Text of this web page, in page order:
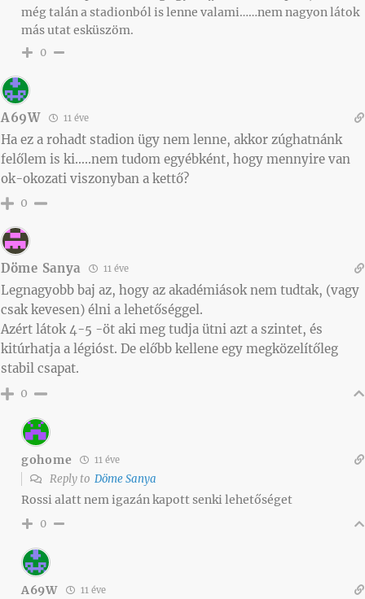
még talán a stadionból is lenne valami……nem nagyon látok
más utat esküszöm.
0
A69W 11 éve
Ha ez a rohadt stadion ügy nem lenne, akkor zúghatnánk
felőlem is ki…..nem tudom egyébként, hogy mennyire van
ok-okozati viszonyban a kettő?
0
Döme Sanya 11 éve
Legnagyobb baj az, hogy az akadémiások nem tudtak, (vagy
csak kevesen) élni a lehetőséggel.
Azért látok 4-5 -öt aki meg tudja ütni azt a szintet, és
kitúrhatja a légióst. De előbb kellene egy megközelítőleg
stabil csapat.
0
gohome 11 éve
Reply to Döme Sanya
Rossi alatt nem igazán kapott senki lehetőséget
0
A69W 11 éve